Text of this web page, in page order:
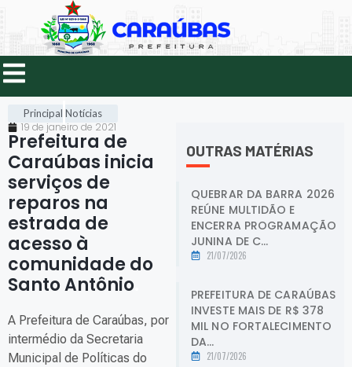
Principal Notícias
19 de janeiro de 2021
Prefeitura de
Caraúbas inicia
serviços de
reparos na
estrada de
acesso à
comunidade do
Santo Antônio
A Prefeitura de Caraúbas, por
intermédio da Secretaria
Municipal de Políticas do
OUTRAS MATÉRIAS
QUEBRAR DA BARRA 2026
REÚNE MULTIDÃO E
ENCERRA PROGRAMAÇÃO
JUNINA DE C...
21/07/2026
PREFEITURA DE CARAÚBAS
INVESTE MAIS DE R$ 378
MIL NO FORTALECIMENTO
DA...
21/07/2026